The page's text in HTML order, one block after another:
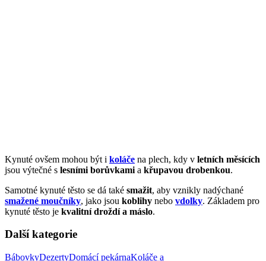
Kynuté ovšem mohou být i koláče na plech, kdy v letních měsících
jsou výtečné s lesními borůvkami a křupavou drobenkou.
Samotné kynuté těsto se dá také smažit, aby vznikly nadýchané
smažené moučníky, jako jsou koblihy nebo vdolky. Základem pro
kynuté těsto je kvalitní droždí a máslo.
Další kategorie
BábovkyDezertyDomácí pekárnaKoláče a